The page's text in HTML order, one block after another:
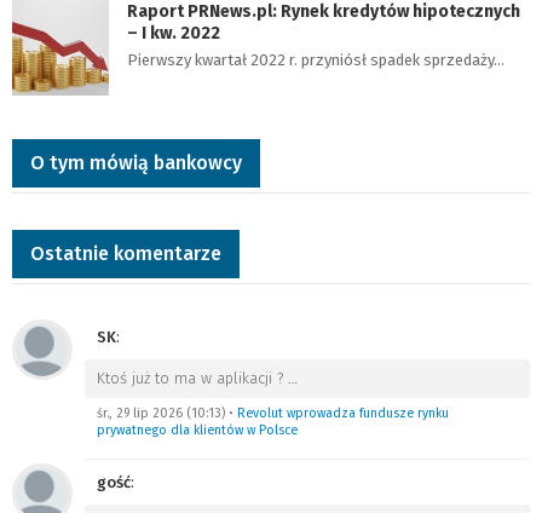
Raport PRNews.pl: Rynek kredytów hipotecznych
– I kw. 2022
Pierwszy kwartał 2022 r. przyniósł spadek sprzedaży…
O tym mówią bankowcy
Ostatnie komentarze
SK:
Ktoś już to ma w aplikacji ? …
śr., 29 lip 2026 (10:13) • Revolut wprowadza fundusze rynku
prywatnego dla klientów w Polsce
gość: